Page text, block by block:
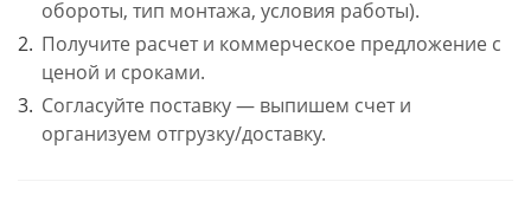
обороты, тип монтажа, условия работы).
Получите расчет и коммерческое предложение с
ценой и сроками.
Согласуйте поставку — выпишем счет и
организуем отгрузку/доставку.